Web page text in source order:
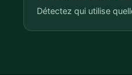
Détectez qui utilise